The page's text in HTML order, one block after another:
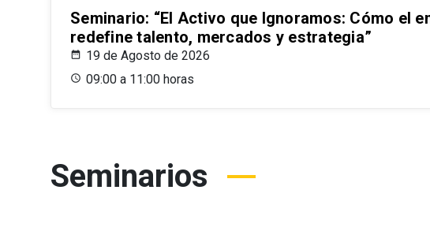
Seminario: “El Activo que Ignoramos: Cómo el
redefine talento, mercados y estrategia”
19 de Agosto de 2026
09:00 a 11:00 horas
Seminarios